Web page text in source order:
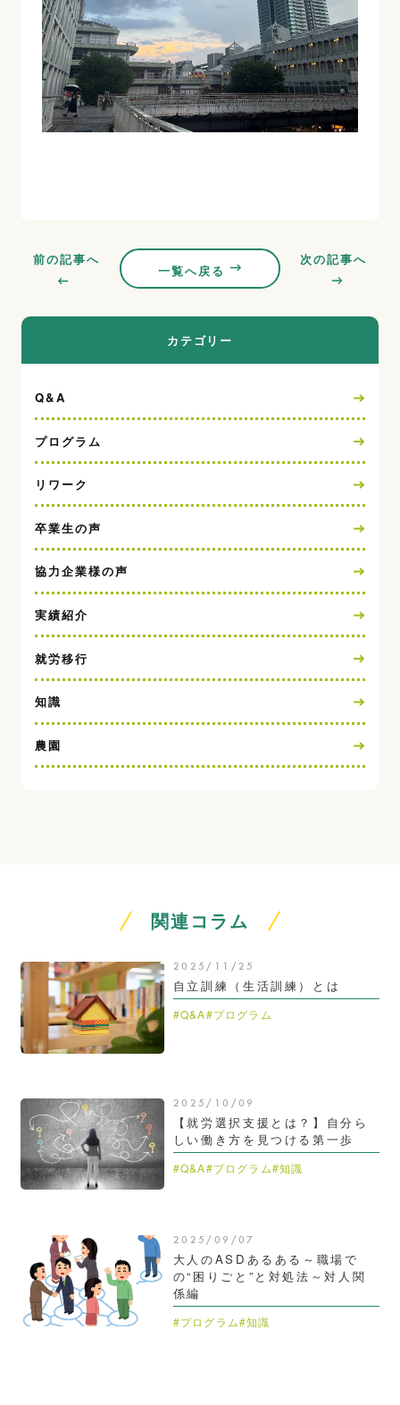
前の記事へ
一覧へ戻る
次の記事へ
カテゴリー
Q&A
プログラム
リワーク
卒業生の声
協力企業様の声
実績紹介
就労移行
知識
農園
関連コラム
2025/11/25
自立訓練（生活訓練）とは
#Q&A#プログラム
2025/10/09
【就労選択支援とは？】自分ら
しい働き方を見つける第一歩
#Q&A#プログラム#知識
2025/09/07
大人のASDあるある～職場で
の“困りごと”と対処法～対人関
係編
#プログラム#知識